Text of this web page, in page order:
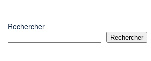
Rechercher
Rechercher